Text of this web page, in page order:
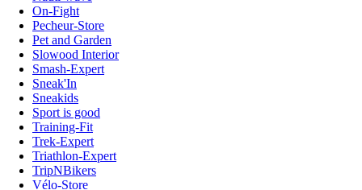
On-Fight
Pecheur-Store
Pet and Garden
Slowood Interior
Smash-Expert
Sneak'In
Sneakids
Sport is good
Training-Fit
Trek-Expert
Triathlon-Expert
TripNBikers
Vélo-Store